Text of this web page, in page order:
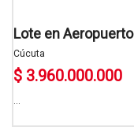
Lote en Aeropuerto
Cúcuta
$ 3.960.000.000
...